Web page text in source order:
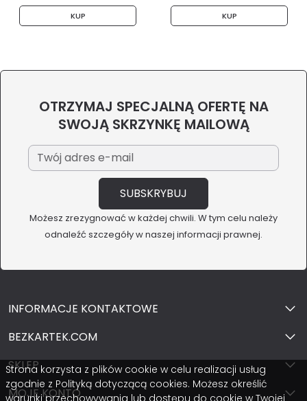
KUP KUP
OTRZYMAJ SPECJALNĄ OFERTĘ NA
SWOJĄ SKRZYNKĘ MAILOWĄ
Możesz zrezygnować w każdej chwili. W tym celu należy
odnaleźć szczegóły w naszej informacji prawnej.
INFORMACJE KONTAKTOWE
BEZKARTEK.COM
SKLEP
MOJE KONTO
Strona korzysta z plików cookie w celu realizacji usług
zgodnie z Polityką dotyczącą cookies. Możesz określić
warunki przechowywania lub dostępu do cookie w Twojej